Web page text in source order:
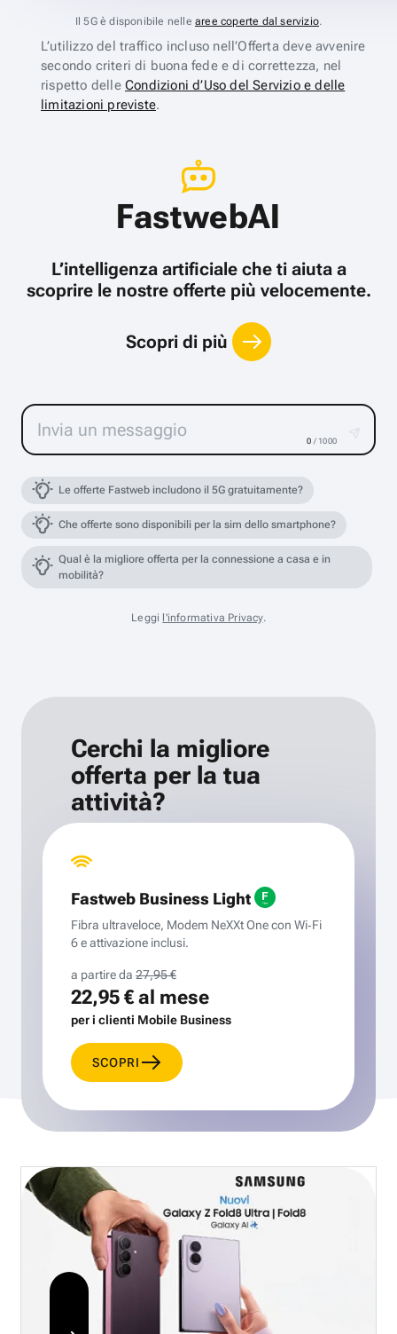
Il 5G è disponibile nelle aree coperte dal servizio.
L’utilizzo del traffico incluso nell’Offerta deve avvenire
secondo criteri di buona fede e di correttezza, nel
rispetto delle Condizioni d’Uso del Servizio e delle
limitazioni previste.
FastwebAI
L’intelligenza artificiale che ti aiuta a
scoprire le nostre offerte più velocemente.
Scopri di più
0 / 1000
Le offerte Fastweb includono il 5G gratuitamente?
Che offerte sono disponibili per la sim dello smartphone?
Qual è la migliore offerta per la connessione a casa e in
mobilità?
Leggi l'informativa Privacy.
Cerchi la migliore
offerta per la tua
attività?
Fastweb Business Light
Fibra ultraveloce, Modem NeXXt One con Wi‑Fi
6 e attivazione inclusi.
a partire da 27,95 €
22,95 €al mese
per i clienti Mobile Business
SCOPRI